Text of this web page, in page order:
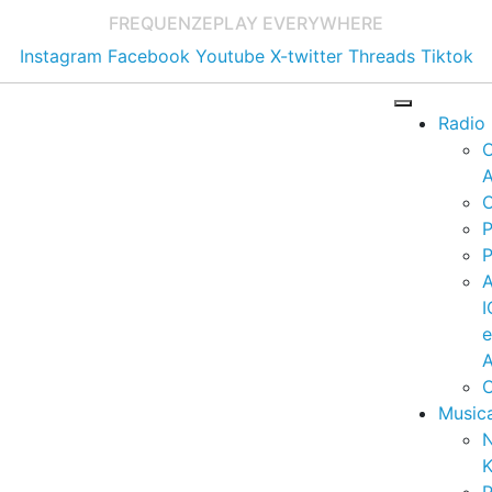
FREQUENZEPLAY EVERYWHERE
Instagram Facebook Youtube X-twitter Threads Tiktok
Radio
e